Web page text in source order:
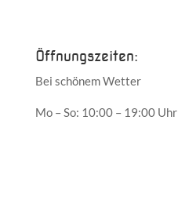
Öffnungszeiten:
Bei schönem Wetter
Mo – So: 10:00 – 19:00 Uhr